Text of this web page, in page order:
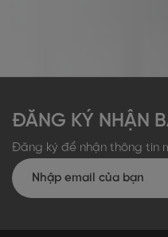
ĐĂNG KÝ NHẬN
Đăng ký để nhận thông tin